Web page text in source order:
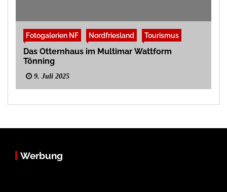
Fotogalerien NF Nordfriesland Tourismus
Das Otternhaus im Multimar Wattform
Tönning
9. Juli 2025
Werbung